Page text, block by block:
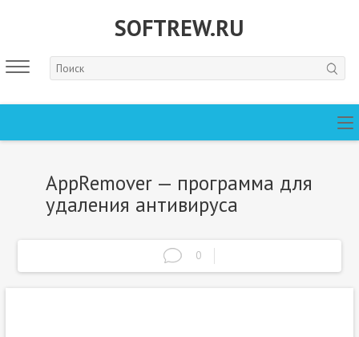
SOFTREW.RU
AppRemover — программа для
удаления антивируса
0